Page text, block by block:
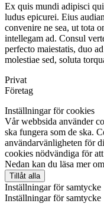
Ex quis mundi adipisci
ludus epicurei. Eius
convenire ne sea, ut tota
intellegam ad. Consul
perfecto maiestatis, duo
molestiae sed, soluta
Privat
Företag
Inställningar för cookies
Vår webbsida använder
ska fungera som de ska.
användarvänligheten för
cookies nödvändiga för
Nedan kan du läsa mer
Tillåt alla
Inställningar för samtycke
Inställningar för samtycke